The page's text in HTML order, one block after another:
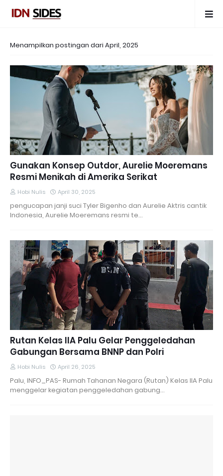
Menampilkan postingan dari April, 2025
Gunakan Konsep Outdor, Aurelie Moeremans
Resmi Menikah di Amerika Serikat
Hobi Nulis April 30, 2025
pengucapan janji suci Tyler Bigenho dan Aurelie Aktris cantik
Indonesia, Aurelie Moeremans resmi te…
Rutan Kelas IIA Palu Gelar Penggeledahan
Gabungan Bersama BNNP dan Polri
Hobi Nulis April 26, 2025
Palu, INFO_PAS- Rumah Tahanan Negara (Rutan) Kelas IIA Palu
menggelar kegiatan penggeledahan gabung…